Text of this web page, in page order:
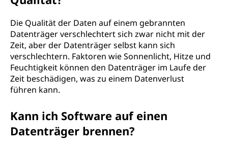
Die Qualität der Daten auf einem gebrannten
Datenträger verschlechtert sich zwar nicht mit der
Zeit, aber der Datenträger selbst kann sich
verschlechtern. Faktoren wie Sonnenlicht, Hitze und
Feuchtigkeit können den Datenträger im Laufe der
Zeit beschädigen, was zu einem Datenverlust
führen kann.
Kann ich Software auf einen
Datenträger brennen?